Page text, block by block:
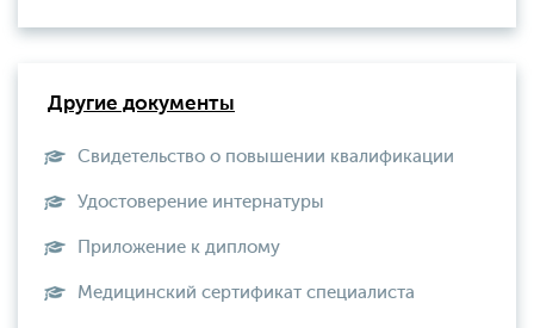
Другие документы
Свидетельство о повышении квалификации
Удостоверение интернатуры
Приложение к диплому
Медицинский сертификат специалиста